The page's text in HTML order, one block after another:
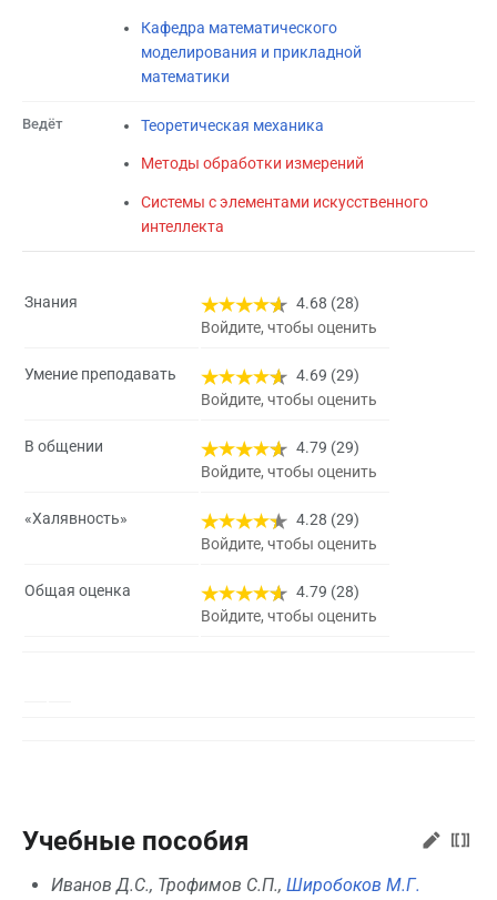
Кафедра математического
моделирования и прикладной
математики
Ведёт Теоретическая механика
Методы обработки измерений
Системы с элементами искусственного
интеллекта
Знания
4.68 (28)
Войдите, чтобы оценить
Умение преподавать
4.69 (29)
Войдите, чтобы оценить
В общении
4.79 (29)
Войдите, чтобы оценить
«Халявность»
4.28 (29)
Войдите, чтобы оценить
Общая оценка
4.79 (28)
Войдите, чтобы оценить
Учебные пособия
Иванов Д.С., Трофимов С.П., Широбоков М.Г.